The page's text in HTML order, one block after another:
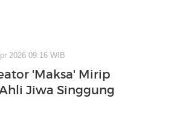
2026 09:16 WIB
'Maksa' Mirip
Jiwa Singgung